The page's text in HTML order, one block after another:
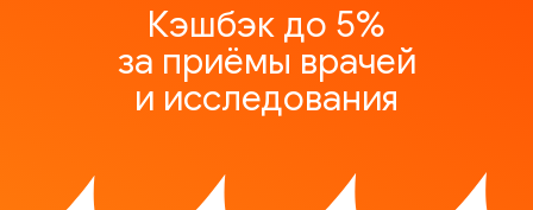
Кэшбэк до 5%
за приёмы врачей
и исследования